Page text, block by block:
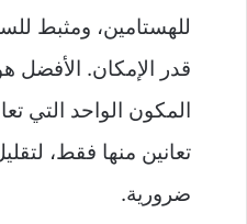
للهستامين، ومثبط
قدر الإمكان. الأفضل
المكون الواحد التي
تعانين منها فقط،
ضرورية.